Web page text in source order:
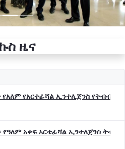
ዜና
የአርተፊሻል ኢንተሊጀንስ የትብብር
የዓለም አቀፍ አርቴፊሻል ኢንተለጀንስ